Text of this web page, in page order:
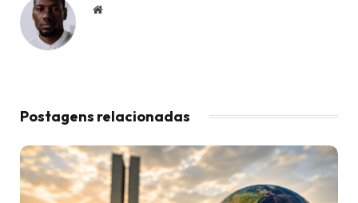
Website
Postagens relacionadas